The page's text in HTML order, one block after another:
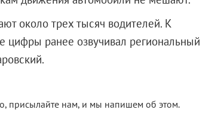
около трех тысяч водителей. К
цифры ранее озвучивал региональный
присылайте нам, и мы напишем об этом.